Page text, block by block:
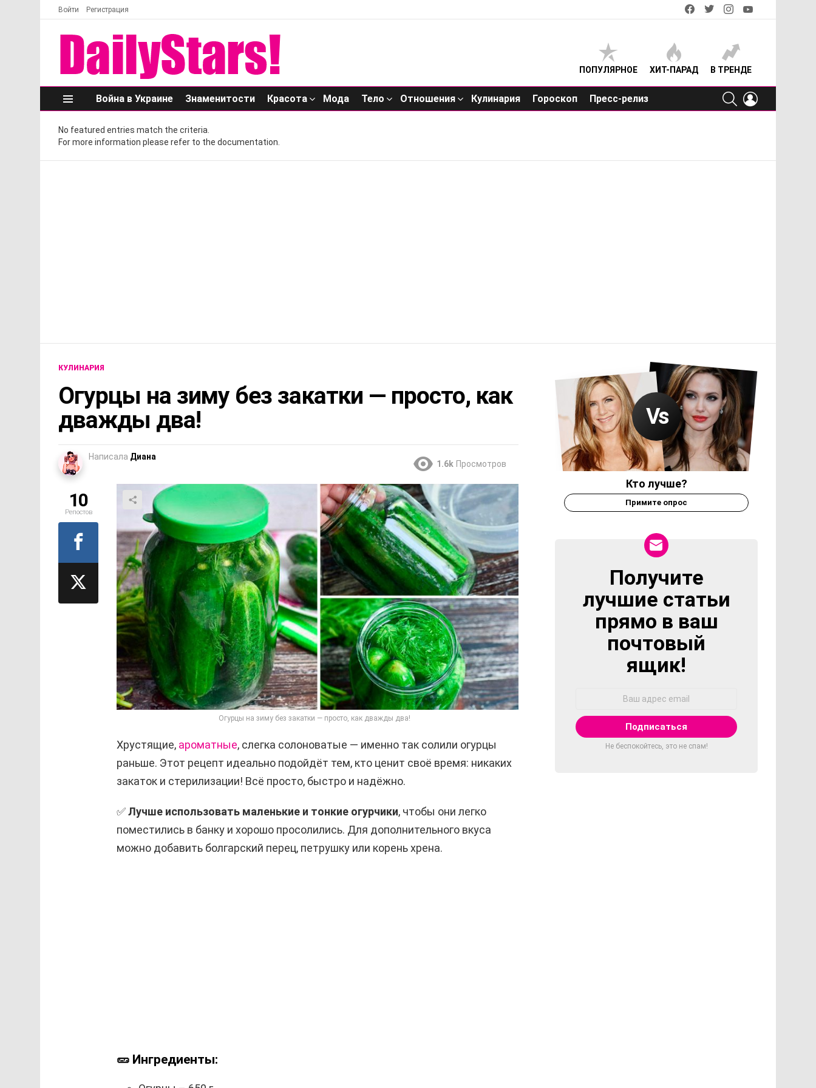
Войти Регистрация
facebooktwitterinstagram
ПОПУЛЯРНОЕ ХИТ-ПАРАД В ТРЕНДЕ
Меню
Война в Украине Знаменитости Красота Мода Тело Отношения Кулинария Гороскоп Пресс-релиз
SEARCH
No featured entries match the criteria.
For more information please refer to the documentation.
КУЛИНАРИЯ
Огурцы на зиму без закатки — просто, как
дважды два!
Написала Диана
1.6k Просмотров
Огурцы на зиму без закатки — просто, как дважды два!
Хрустящие, ароматные, слегка солоноватые — именно так солили огурцы
раньше. Этот рецепт идеально подойдёт тем, кто ценит своё время: никаких
закаток и стерилизации! Всё просто, быстро и надёжно.
✅Лучше использовать маленькие и тонкие огурчики, чтобы они легко
поместились в банку и хорошо просолились. Для дополнительного вкуса
можно добавить болгарский перец, петрушку или корень хрена.
🥒 Ингредиенты:
10
Репостов
Кто лучше?
Примите опрос
NEWSLETTER
Получите
лучшие статьи
прямо в ваш
почтовый
ящик!
Не беспокойтесь, это не спам!